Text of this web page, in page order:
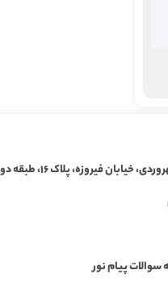
فیروزه، پلاک ۱۶، طبقه دوم، واحد ۳
سوالات پیام نور